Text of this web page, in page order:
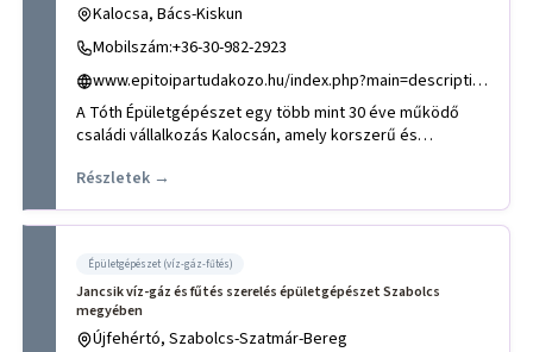
Kalocsa, Bács-Kiskun
Mobilszám:+36-30-982-2923
www.epitoipartudakozo.hu/index.php?main=description&hid=215
A Tóth Épületgépészet egy több mint 30 éve működő
családi vállalkozás Kalocsán, amely korszerű és
Részletek →
Épületgépészet (víz-gáz-fűtés)
Jancsik víz-gáz és fűtés szerelés épületgépészet Szabolcs
megyében
Újfehértó, Szabolcs-Szatmár-Bereg